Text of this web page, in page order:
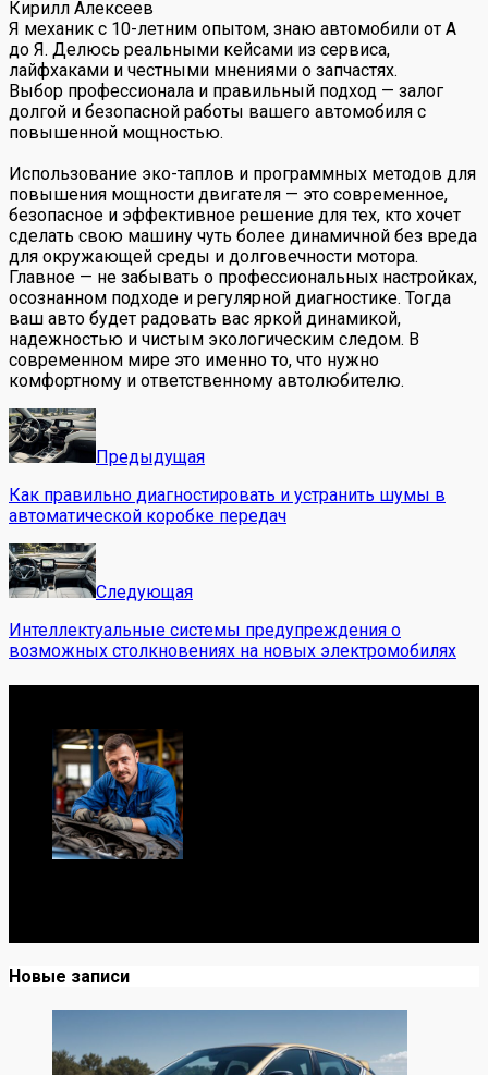
Кирилл Алексеев
Я механик с 10-летним опытом, знаю автомобили от А
до Я. Делюсь реальными кейсами из сервиса,
лайфхаками и честными мнениями о запчастях.
Выбор профессионала и правильный подход — залог
долгой и безопасной работы вашего автомобиля с
повышенной мощностью.
Использование эко-таплов и программных методов для
повышения мощности двигателя — это современное,
безопасное и эффективное решение для тех, кто хочет
сделать свою машину чуть более динамичной без вреда
для окружающей среды и долговечности мотора.
Главное — не забывать о профессиональных настройках,
осознанном подходе и регулярной диагностике. Тогда
ваш авто будет радовать вас яркой динамикой,
надежностью и чистым экологическим следом. В
современном мире это именно то, что нужно
комфортному и ответственному автолюбителю.
Предыдущая
Как правильно диагностировать и устранить шумы в
автоматической коробке передач
Следующая
Интеллектуальные системы предупреждения о
возможных столкновениях на новых электромобилях
Новые записи